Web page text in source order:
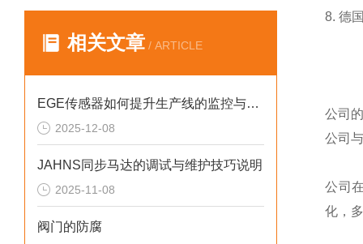
相关文章 / ARTICLE
EGE传感器如何提升生产线的监控与管理效率？
2025-12-08
JAHNS同步马达的调试与维护技巧说明
2025-11-08
阀门的防腐
8. 德
公司
公司
公司
化，